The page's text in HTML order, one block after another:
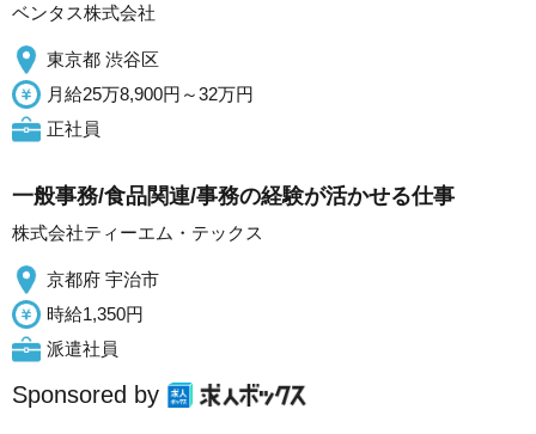
ベンタス株式会社
東京都 渋谷区
月給25万8,900円～32万円
正社員
一般事務/食品関連/事務の経験が活かせる仕事
株式会社ティーエム・テックス
京都府 宇治市
時給1,350円
派遣社員
Sponsored by